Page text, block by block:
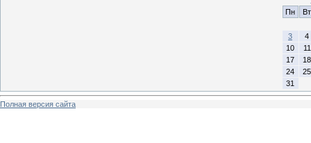
Пн
Вт
3
4
10
11
17
18
24
25
31
Полная версия сайта